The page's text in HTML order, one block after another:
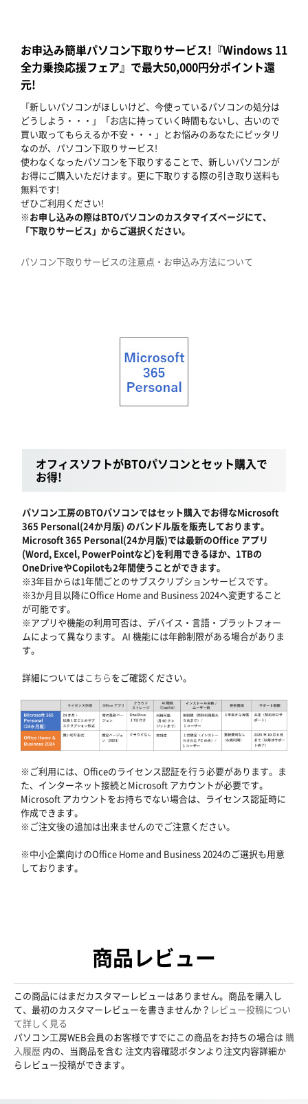
お申込み簡単パソコン下取りサービス!『Windows 11
全力乗換応援フェア』で最大50,000円分ポイント還
元!
「新しいパソコンがほしいけど、今使っているパソコンの処分は
どうしよう・・・」「お店に持っていく時間もないし、古いので
買い取ってもらえるか不安・・・」とお悩みのあなたにピッタリ
なのが、パソコン下取りサービス!
使わなくなったパソコンを下取りすることで、新しいパソコンが
お得にご購入いただけます。更に下取りする際の引き取り送料も
無料です!
ぜひご利用ください!
※お申し込みの際はBTOパソコンのカスタマイズページにて、
「下取りサービス」からご選択ください。
パソコン下取りサービスの注意点・お申込み方法について
オフィスソフトがBTOパソコンとセット購入で
お得!
パソコン工房のBTOパソコンではセット購入でお得なMicrosoft
365 Personal(24か月版) のバンドル版を販売しております。
Microsoft 365 Personal(24か月版)では最新のOffice アプリ
(Word, Excel, PowerPointなど)を利用できるほか、1TBの
OneDriveやCopilotも2年間使うことができます。
※3年目からは1年間ごとのサブスクリプションサービスです。
※3か月目以降にOffice Home and Business 2024へ変更すること
が可能です。
※アプリや機能の利用可否は、デバイス・言語・プラットフォー
ムによって異なります。 AI 機能には年齢制限がある場合がありま
す。
詳細についてはこちらをご確認ください。
※ご利用には、Officeのライセンス認証を行う必要があります。ま
た、インターネット接続とMicrosoft アカウントが必要です。
Microsoft アカウントをお持ちでない場合は、ライセンス認証時に
作成できます。
※ご注文後の追加は出来ませんのでご注意ください。
※中小企業向けのOffice Home and Business 2024のご選択も用意
しております。
商品レビュー
この商品にはまだカスタマーレビューはありません。商品を購入し
て、最初のカスタマーレビューを書きませんか？ レビュー投稿につい
て詳しく見る
パソコン工房WEB会員のお客様ですでにこの商品をお持ちの場合は 購
入履歴 内の、当商品を含む 注文内容確認ボタンより注文内容詳細か
らレビュー投稿ができます。